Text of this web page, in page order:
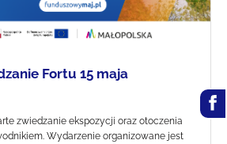
Fortu 15 maja
zwiedzanie ekspozycji oraz otoczenia
Wydarzenie organizowane jest